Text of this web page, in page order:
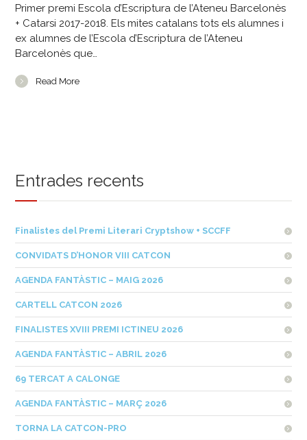
Primer premi Escola d’Escriptura de l’Ateneu Barcelonès
+ Catarsi 2017-2018. Els mites catalans tots els alumnes i
ex alumnes de l’Escola d’Escriptura de l’Ateneu
Barcelonès que…
Read More
Entrades recents
Finalistes del Premi Literari Cryptshow + SCCFF
CONVIDATS D’HONOR VIII CATCON
AGENDA FANTÀSTIC – MAIG 2026
CARTELL CATCON 2026
FINALISTES XVIII PREMI ICTINEU 2026
AGENDA FANTÀSTIC – ABRIL 2026
69 TERCAT A CALONGE
AGENDA FANTÀSTIC – MARÇ 2026
TORNA LA CATCON-PRO